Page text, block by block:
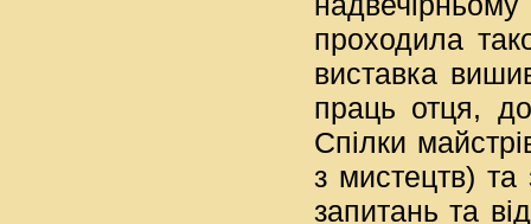
проходила
виставка
праць отця,
Спілки
з мистецтв) та
запитань та